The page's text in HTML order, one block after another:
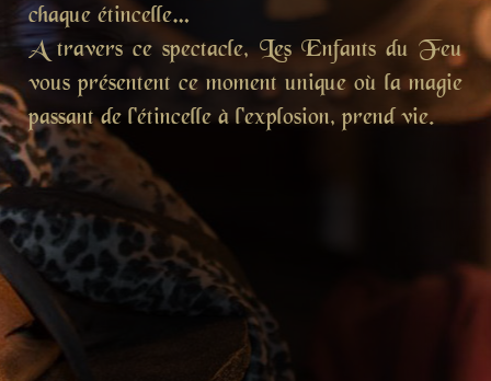
chaque étincelle…
A travers ce spectacle, Les Enfants du Feu
vous présentent ce moment unique où la magie
passant de l'étincelle à l'explosion, prend vie.